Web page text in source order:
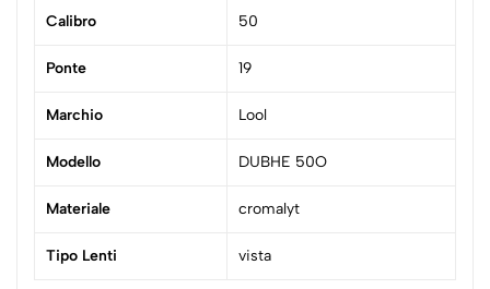
Calibro 50
Ponte 19
Marchio Lool
Modello DUBHE 50O
Materiale cromalyt
Tipo Lenti vista